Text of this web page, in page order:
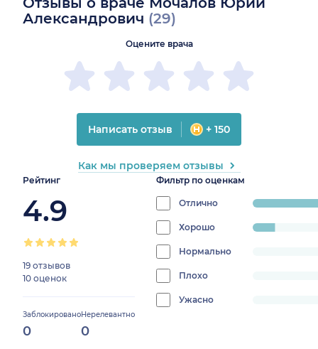
Александрович (29)
Рейтинг
4.9
19 отзывов
10 оценок
Заблокировано
0
Нерелевантно
0
Фильтр по оценкам
Отлично
progress:
Хорошо
10.344827586206897%Нормально
0%
Плохо
progress:
Ужасно
0%
Оцените врача
Написать отзыв + 150
Как мы проверяем отзывы